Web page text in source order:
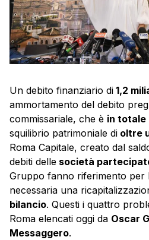
Un debito finanziario di 1,2
ammortamento del debito
commissariale, che è in totale
squilibrio patrimoniale di oltre
Roma Capitale, creato dal
debiti delle società
Gruppo fanno riferimento per
necessaria una
bilancio. Questi i quattro
Roma elencati oggi da Oscar
Messaggero.